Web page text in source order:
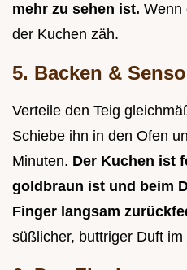
mehr zu sehen ist. Wenn
der Kuchen zäh.
5. Backen &
Verteile den Teig
Schiebe ihn in den Ofen
Minuten. Der Kuchen ist
goldbraun ist und beim
Finger langsam
süßlicher, buttriger Duft